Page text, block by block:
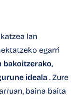
lan
egarri
bakoitzerako,
ideala . Zure
baina baita